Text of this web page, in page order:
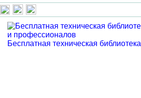
Бесплатная техническая библиотека